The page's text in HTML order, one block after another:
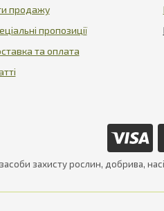
продажу
пропозиції
та оплата
захисту рослин, добрива,